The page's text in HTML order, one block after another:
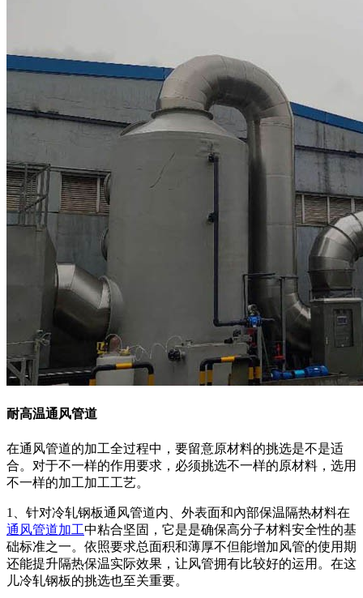
耐高温通风管道
在通风管道的加工全过程中，要留意原材料的挑选是不是适
合。对于不一样的作用要求，必须挑选不一样的原材料，选用
不一样的加工加工工艺。
1、针对冷轧钢板通风管道内、外表面和內部保温隔热材料在
通风管道加工中粘合坚固，它是是确保高分子材料安全性的基
础标准之一。依照要求总面积和薄厚不但能增加风管的使用期
还能提升隔热保温实际效果，让风管拥有比较好的运用。在这
儿冷轧钢板的挑选也至关重要。